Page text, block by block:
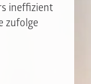
ineffizient
zufolge